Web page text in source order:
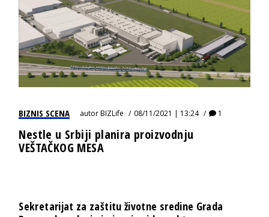
BIZNIS SCENA autorBIZLife 08/11/2021 | 13:24 1
Nestle u Srbiji planira proizvodnju
VEŠTAČKOG MESA
Sekretarijat za zaštitu životne sredine Grada